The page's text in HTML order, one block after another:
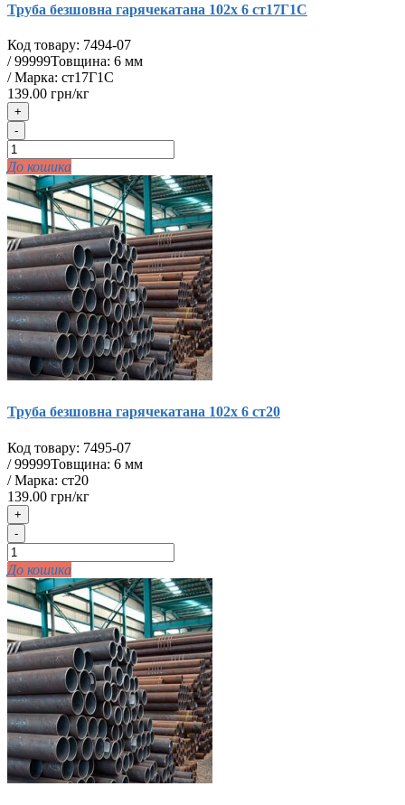
Труба безшовна гарячекатана 102х 6 ст17Г1С
Код товару: 7494-07
/99999Товщина: 6 мм
/ Марка: ст17Г1С
139.00 грн/кг
+
-
До кошика
Труба безшовна гарячекатана 102х 6 ст20
Код товару: 7495-07
/99999Товщина: 6 мм
/ Марка: ст20
139.00 грн/кг
+
-
До кошика